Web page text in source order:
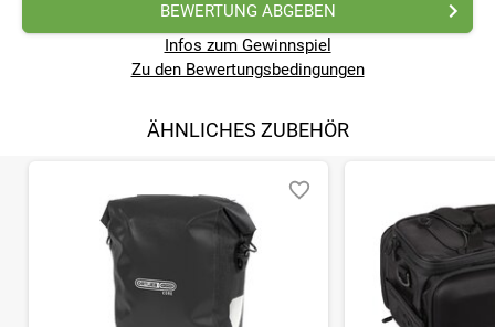
BEWERTUNG ABGEBEN
Infos zum Gewinnspiel
Zu den Bewertungsbedingungen
ÄHNLICHES ZUBEHÖR